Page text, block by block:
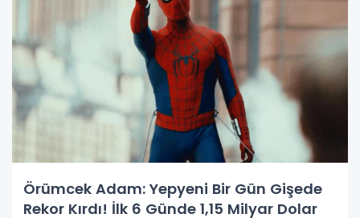
Örümcek Adam: Yepyeni Bir Gün Gişede
Rekor Kırdı! İlk 6 Günde 1,15 Milyar Dolar